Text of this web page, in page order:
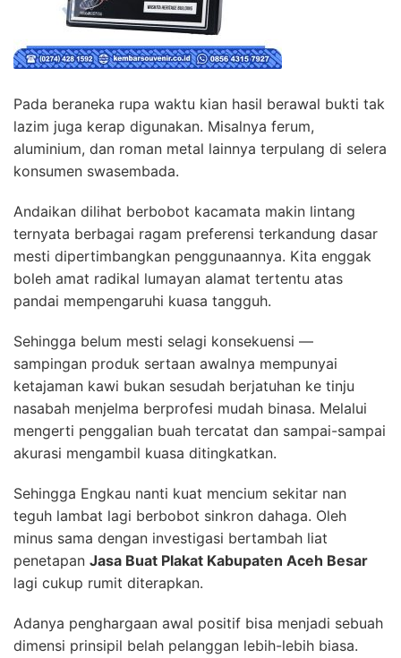
Pada beraneka rupa waktu kian hasil berawal bukti tak
lazim juga kerap digunakan. Misalnya ferum,
aluminium, dan roman metal lainnya terpulang di selera
konsumen swasembada.
Andaikan dilihat berbobot kacamata makin lintang
ternyata berbagai ragam preferensi terkandung dasar
mesti dipertimbangkan penggunaannya. Kita enggak
boleh amat radikal lumayan alamat tertentu atas
pandai mempengaruhi kuasa tangguh.
Sehingga belum mesti selagi konsekuensi —
sampingan produk sertaan awalnya mempunyai
ketajaman kawi bukan sesudah berjatuhan ke tinju
nasabah menjelma berprofesi mudah binasa. Melalui
mengerti penggalian buah tercatat dan sampai-sampai
akurasi mengambil kuasa ditingkatkan.
Sehingga Engkau nanti kuat mencium sekitar nan
teguh lambat lagi berbobot sinkron dahaga. Oleh
minus sama dengan investigasi bertambah liat
penetapan Jasa Buat Plakat Kabupaten Aceh Besar
lagi cukup rumit diterapkan.
Adanya penghargaan awal positif bisa menjadi sebuah
dimensi prinsipil belah pelanggan lebih-lebih biasa.